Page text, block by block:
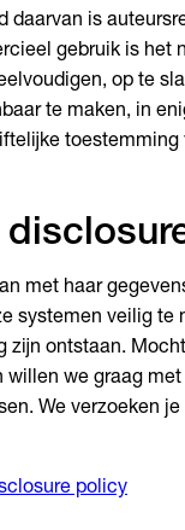
daarvan is
gebruik is het
op te
te maken, in
toestemming
met haar
systemen veilig te
zijn ontstaan.
we graag
We verzoeken
policy